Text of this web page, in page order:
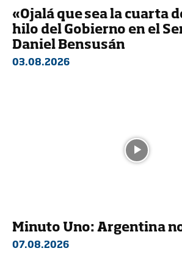
«Ojalá que sea la cuarta
hilo del Gobierno en el
Daniel Bensusán
03.08.2026
Minuto Uno: Argentina
07.08.2026